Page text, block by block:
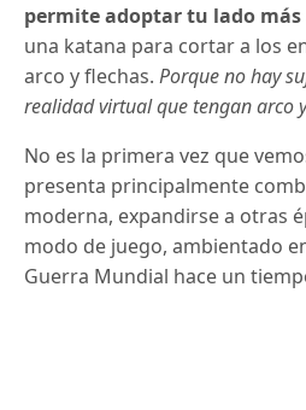
permite adoptar tu lado más
una katana para cortar a los
arco y flechas.Porque no hay
realidad virtual que tengan arco
No es la primera vez que
presenta principalmente
moderna, expandirse a otras
modo de juego, ambientado
Guerra Mundial hace un